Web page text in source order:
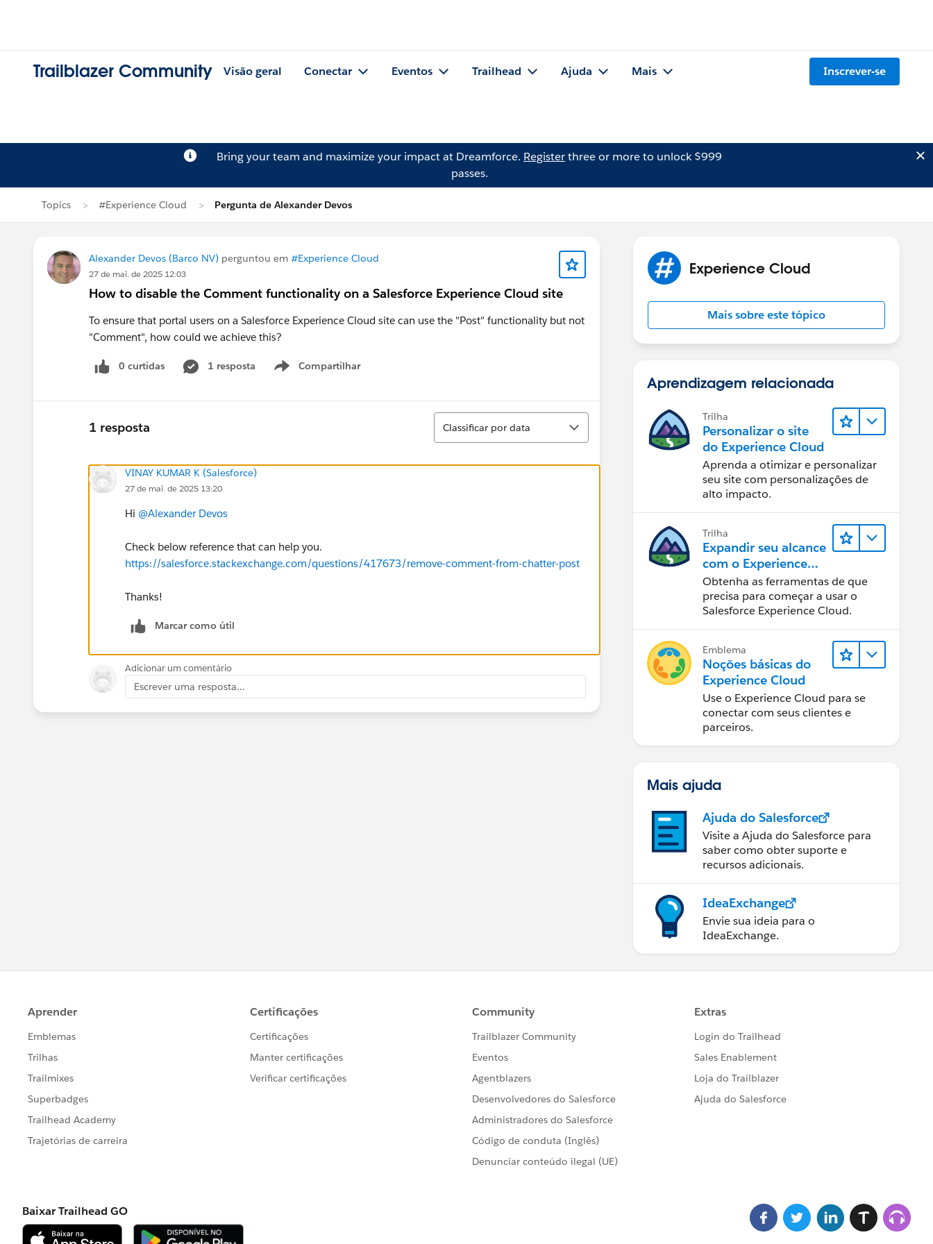
Trailblazer Community Visão geral Conectar Eventos Trailhead Ajuda Mais Inscrever-se
Bring your team and maximize your impact at Dreamforce. Registerthree or more to unlock $999
passes.
Topics #Experience Cloud Pergunta de Alexander Devos
Alexander Devos (Barco NV) perguntou em #Experience Cloud
27 de mai. de 2025 12:03
How to disable the Comment functionality on a Salesforce Experience Cloud site
To ensure that portal users on a Salesforce Experience Cloud site can use the "Post" functionality but not
"Comment", how could we achieve this?
0 curtidas 1 resposta Compartilhar
Show menu
1 resposta
Classificar
Classificar por data
VINAY KUMAR K (Salesforce)
27 de mai. de 2025 13:20
Hi @Alexander Devos
Check below reference that can help you.
https://salesforce.stackexchange.com/questions/417673/remove-comment-from-chatter-post
Thanks!
Marcar como útil
Adicionar um comentário
Escrever uma resposta...
Experience Cloud
Mais sobre este tópico
Aprendizagem relacionada
Trilha
Personalizar o site
do Experience Cloud
Aprenda a otimizar e personalizar
seu site com personalizações de
alto impacto.
Trilha
Expandir seu alcance
com o Experience
Cloud
Obtenha as ferramentas de que
precisa para começar a usar o
Salesforce Experience Cloud.
Emblema
Noções básicas do
Experience Cloud
Use o Experience Cloud para se
conectar com seus clientes e
parceiros.
Mais ajuda
Ajuda do Salesforce
Visite a Ajuda do Salesforce para
saber como obter suporte e
recursos adicionais.
IdeaExchange
Envie sua ideia para o
IdeaExchange.